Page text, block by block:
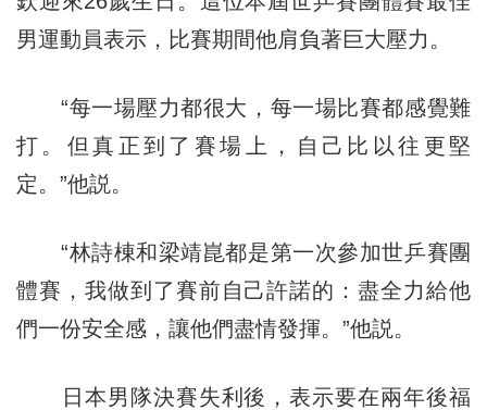
男運動員表示，比賽期間他肩負著巨大壓力。
“每一場壓力都很大，每一場比賽都感覺難
打。但真正到了賽場上，自己比以往更堅
定。”他説。
“林詩棟和梁靖崑都是第一次參加世乒賽團
體賽，我做到了賽前自己許諾的：盡全力給他
們一份安全感，讓他們盡情發揮。”他説。
日本男隊決賽失利後，表示要在兩年後福